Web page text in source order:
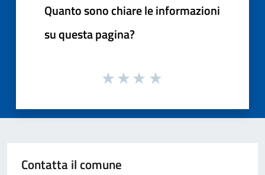
Quanto sono chiare le informazioni
su questa pagina?
Contatta il comune